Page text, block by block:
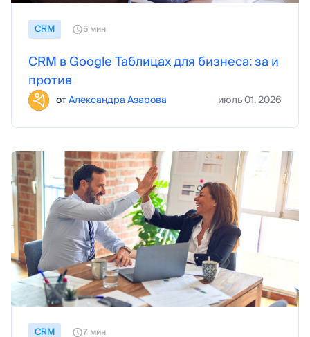
СRM 5 мин
CRM в Google Таблицах для бизнеса: за и
против
отАлександра Азарова июль 01, 2026
СRM 7 мин